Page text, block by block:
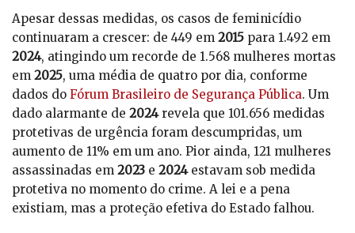
Apesar dessas medidas, os casos de feminicídio
continuaram a crescer: de 449 em 2015 para 1.492 em
2024, atingindo um recorde de 1.568 mulheres mortas
em 2025, uma média de quatro por dia, conforme
dados do Fórum Brasileiro de Segurança Pública. Um
dado alarmante de 2024revela que 101.656 medidas
protetivas de urgência foram descumpridas, um
aumento de 11% em um ano. Pior ainda, 121 mulheres
assassinadas em 2023 e 2024estavam sob medida
protetiva no momento do crime. A lei e a pena
existiam, mas a proteção efetiva do Estado falhou.